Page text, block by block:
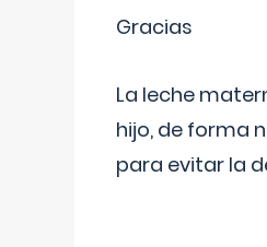
Gracias
La leche
hijo, de forma
para evitar la